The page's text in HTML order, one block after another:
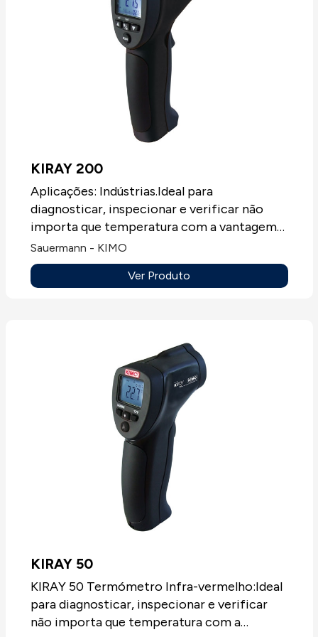
KIRAY 200
Aplicações: Indústrias.Ideal para
diagnosticar, inspecionar e verificar não
importa que temperatura com a vantagem
de utilizar uma tecnologia sem contacto.
Graças ao seu sistema ótico elaborado,
permitem uma medição fácil e precisa de
Sauermann - KIMO
Ver Produto
KIRAY 50
KIRAY 50 Termómetro Infra-vermelho:Ideal
para diagnosticar, inspecionar e verificar
não importa que temperatura com a